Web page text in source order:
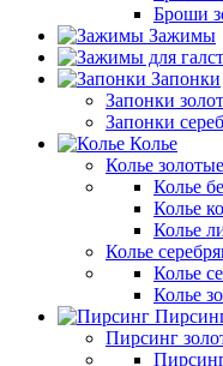
Броши
Зажимы
Запонки
Запонки
Запонки
Колье
Колье золотые
Колье
Колье
Колье
Колье
Колье
Колье
Пирсинг